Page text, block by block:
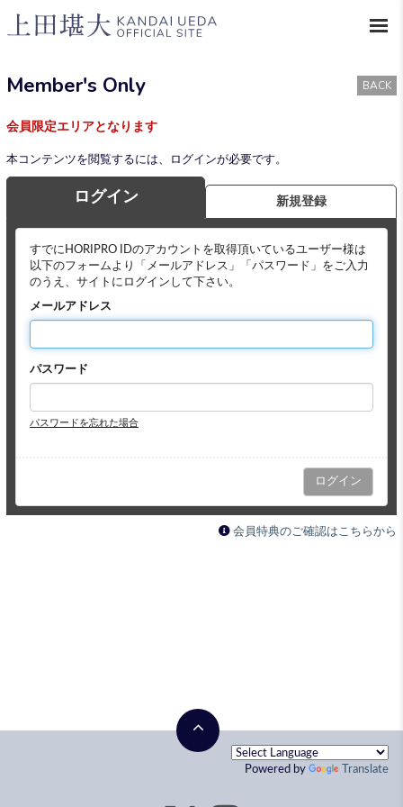
Member's Only BACK
会員限定エリアとなります
本コンテンツを閲覧するには、ログインが必要です。
ログイン 新規登録
すでにHORIPRO IDのアカウントを取得頂いているユーザー様は
以下のフォームより「メールアドレス」「パスワード」をご入力
のうえ、サイトにログインして下さい。
メールアドレス
パスワード
パスワードを忘れた場合
会員特典のご確認はこちらから
Powered by Translate